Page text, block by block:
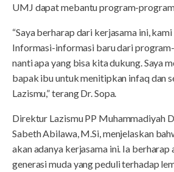
UMJ dapat mebantu program-program
“Saya berharap dari kerjasama ini,
Informasi-informasi baru dari
nanti apa yang bisa kita dukung. Saya
bapak ibu untuk menitipkan infaq dan
Lazismu,” terang Dr. Sopa.
Direktur Lazismu PP Muhammadiyah
Sabeth Abilawa, M.Si, menjelaskan
akan adanya kerjasama ini. Ia berharap
generasi muda yang peduli terhadap